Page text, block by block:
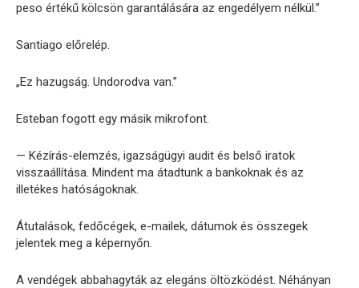
peso értékű kölcsön garantálására az engedélyem nélkül.”
Santiago előrelép.
„Ez hazugság. Undorodva van.”
Esteban fogott egy másik mikrofont.
— Kézírás-elemzés, igazságügyi audit és belső iratok
visszaállítása. Mindent ma átadtunk a bankoknak és az
illetékes hatóságoknak.
Átutalások, fedőcégek, e-mailek, dátumok és összegek
jelentek meg a képernyőn.
A vendégek abbahagyták az elegáns öltözködést. Néhányan